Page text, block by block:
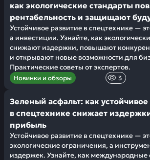
как экологические стандарты
рентабельность и защищают
Устойчивое развитие в спецтехнике —
а инвестиции. Узнайте, как
снижают издержки, повышают
и открывают новые возможности для
Практические советы от экспертов.
Новинки и обзоры 3
Зеленый асфальт: как устойчивое
в спецтехнике снижает
прибыль
Устойчивое развитие в спецтехнике —
экологические ограничения, а
издержек. Узнайте, как международные